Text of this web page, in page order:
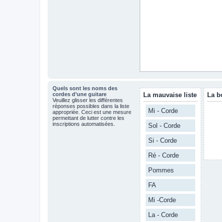
Quels sont les noms des
cordes d’une guitare
Veuillez glisser les différentes
réponses possibles dans la liste
appropriée. Ceci est une mesure
permettant de lutter contre les
inscriptions automatisées.
La mauvaise liste
Mi - Corde
Sol - Corde
Si - Corde
Ré - Corde
Pommes
FA
Mi -Corde
La - Corde
La